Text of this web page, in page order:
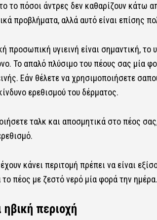
το πόσοι άντρες δεν καθαρίζουν κάτω
προβλήματα, αλλά αυτό είναι επίσης
προσωπική υγιεινή είναι σημαντική,
Το απαλό πλύσιμο του πέους σας μία
Εάν θέλετε να χρησιμοποιήσετε
ερεθισμού του δέρματος.
ταλκ και αποσμητικά στο πέος
κάνει περιτομή πρέπει να είναι
πέος με ζεστό νερό μία φορά την ημέρα.
ηβική περιοχή